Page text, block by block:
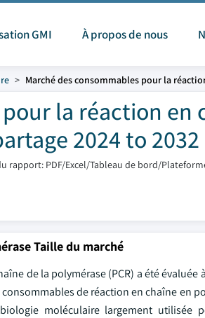
GMI À propos de nous
Marché des consommables pour la
la réaction en
2024 to 2032
rapport: PDF/Excel/Tableau de bord/
Taille du marché
de la polymérase (PCR) a été
consommables de réaction en chaîne en
moléculaire largement utilisée